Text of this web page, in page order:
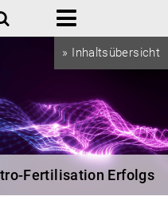
» Inhaltsübersicht
Suche Menü
Fertilisation Erfolgs